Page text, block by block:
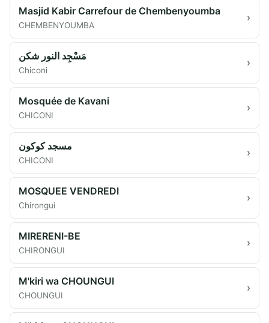
Masjid Kabir Carrefour de Chembenyoumba
CHEMBENYOUMBA
›
مَسْجِد النور شكن
Chiconi
›
Mosquée de Kavani
CHICONI
›
مسجد كوكون
CHICONI
›
MOSQUEE VENDREDI
Chirongui
›
MIRERENI-BE
CHIRONGUI
›
M'kiri wa CHOUNGUI
CHOUNGUI
›